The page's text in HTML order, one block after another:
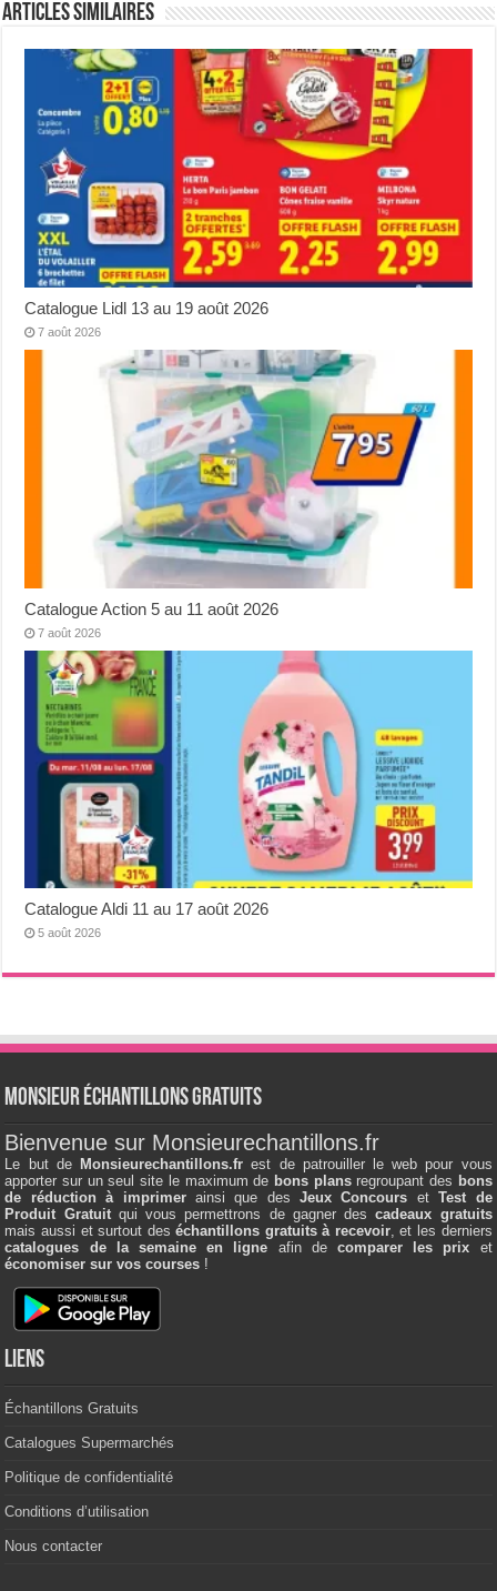
Articles Similaires
Catalogue Lidl 13 au 19 août 2026
7 août 2026
Catalogue Action 5 au 11 août 2026
7 août 2026
Catalogue Aldi 11 au 17 août 2026
5 août 2026
Monsieur échantillons Gratuits
Bienvenue sur Monsieurechantillons.fr
Le but de Monsieurechantillons.fr est de patrouiller le web pour vous
apporter sur un seul site le maximum de bons plansregroupant des bons
de réduction à imprimerainsi que desJeux Concours etTest de
Produit Gratuitqui vous permettrons de gagner descadeaux gratuits
mais aussi et surtout deséchantillons gratuits à recevoir, et les derniers
catalogues de la semaine en ligne afin de comparer les prix et
économiser sur vos courses !
Liens
Échantillons Gratuits
Catalogues Supermarchés
Politique de confidentialité
Conditions d’utilisation
Nous contacter